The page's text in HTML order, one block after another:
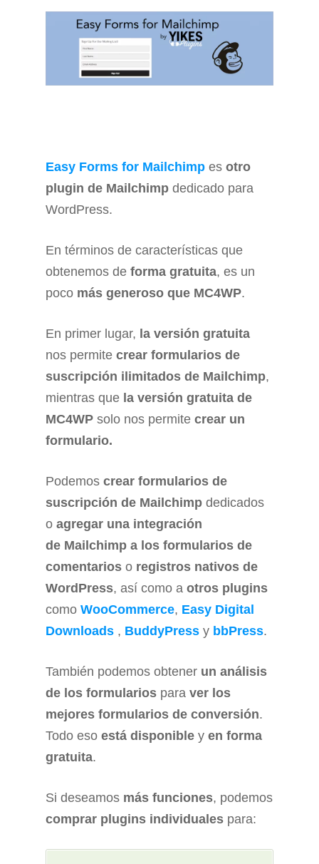
Easy Forms for Mailchimp es otro
plugin de Mailchimp dedicado para
WordPress.
En términos de características que
obtenemos de forma gratuita, es un
poco más generoso que MC4WP.
En primer lugar, la versión gratuita
nos permite crear formularios de
suscripción ilimitados de Mailchimp,
mientras que la versión gratuita de
MC4WP solo nos permite crear un
formulario.
Podemos crear formularios de
suscripción de Mailchimp dedicados
o agregar una integración
de Mailchimp a los formularios de
comentarios o registros nativos de
WordPress, así como a otros plugins
como WooCommerce, Easy Digital
Downloads , BuddyPress y bbPress.
También podemos obtener un análisis
de los formularios para ver los
mejores formularios de conversión.
Todo eso está disponible y en forma
gratuita.
Si deseamos más funciones, podemos
comprar plugins individuales para: